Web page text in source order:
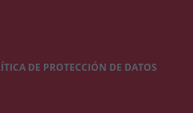
DE PROTECCIÓN DE DATOS